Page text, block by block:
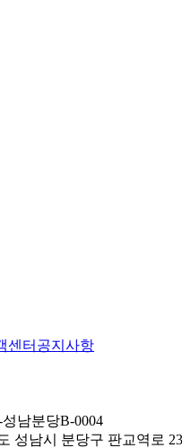
센터 공지사항
남분당B-0004
성남시 분당구 판교역로